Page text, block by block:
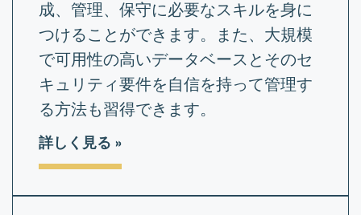
成、管理、保守に必要なスキルを身に
つけることができます。また、大規模
で可用性の高いデータベースとそのセ
キュリティ要件を自信を持って管理す
る方法も習得できます。
詳しく見る